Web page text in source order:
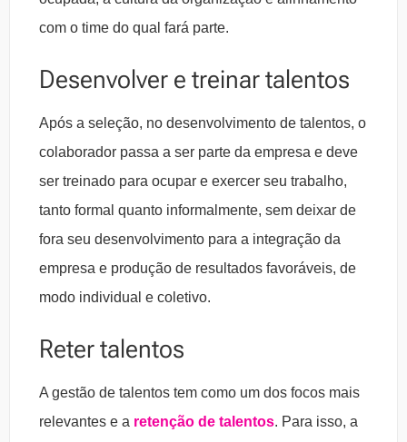
com o time do qual fará parte.
Desenvolver e treinar talentos
Após a seleção, no desenvolvimento de talentos, o
colaborador passa a ser parte da empresa e deve
ser treinado para ocupar e exercer seu trabalho,
tanto formal quanto informalmente, sem deixar de
fora seu desenvolvimento para a integração da
empresa e produção de resultados favoráveis, de
modo individual e coletivo.
Reter talentos
A gestão de talentos tem como um dos focos mais
relevantes e a retenção de talentos. Para isso, a